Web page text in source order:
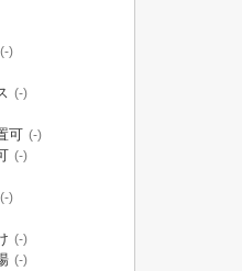
(-)
(-)
可 (-)
(-)
(-)
(-)
(-)